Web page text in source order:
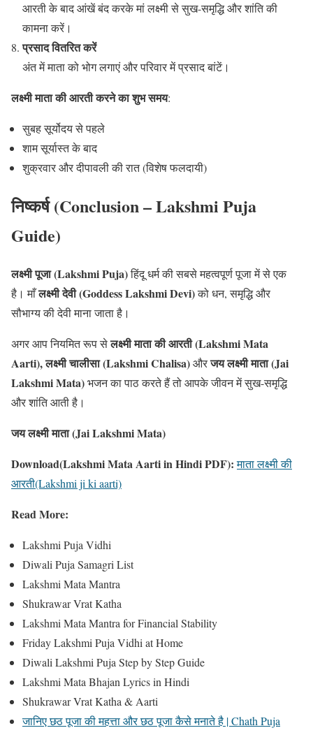
आरती के बाद आंखें बंद करके मां लक्ष्मी से सुख-समृद्धि और शांति की
कामना करें।
प्रसाद वितरित करें
अंत में माता को भोग लगाएं और परिवार में प्रसाद बांटें।
लक्ष्मी माता की आरती करने का शुभ समय:
सुबह सूर्योदय से पहले
शाम सूर्यास्त के बाद
शुक्रवार और दीपावली की रात (विशेष फलदायी)
निष्कर्ष (Conclusion – Lakshmi Puja
Guide)
लक्ष्मी पूजा (Lakshmi Puja)हिंदू धर्म की सबसे महत्वपूर्ण पूजा में से एक
है। माँलक्ष्मी देवी (Goddess Lakshmi Devi)को धन, समृद्धि और
सौभाग्य की देवी माना जाता है।
अगर आप नियमित रूप सेलक्ष्मी माता की आरती (Lakshmi Mata
Aarti), लक्ष्मी चालीसा (Lakshmi Chalisa)औरजय लक्ष्मी माता (Jai
Lakshmi Mata)भजन का पाठ करते हैं तो आपके जीवन में सुख-समृद्धि
और शांति आती है।
जय लक्ष्मी माता (Jai Lakshmi Mata)
Download(Lakshmi Mata Aarti in Hindi PDF):माता लक्ष्मी की
आरती(Lakshmi ji ki aarti)
Read More:
Lakshmi Puja Vidhi
Diwali Puja Samagri List
Lakshmi Mata Mantra
Shukrawar Vrat Katha
Lakshmi Mata Mantra for Financial Stability
Friday Lakshmi Puja Vidhi at Home
Diwali Lakshmi Puja Step by Step Guide
Lakshmi Mata Bhajan Lyrics in Hindi
Shukrawar Vrat Katha & Aarti
जानिए छठ पूजा की महत्ता और छठ पूजा कैसे मनाते है | Chath Puja